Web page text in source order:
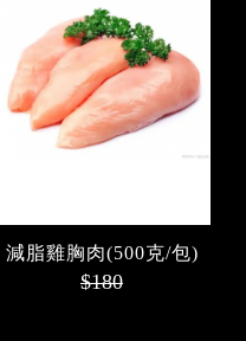
減脂雞胸肉(500克/包)
$180